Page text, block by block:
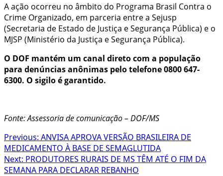
A ação ocorreu no âmbito do Programa Brasil Contra o
Crime Organizado, em parceria entre a Sejusp
(Secretaria de Estado de Justiça e Segurança Pública) e o
MJSP (Ministério da Justiça e Segurança Pública).
O DOF mantém um canal direto com a população
para denúncias anônimas pelo telefone 0800 647-
6300. O sigilo é garantido.
Fonte: Assessoria de comunicação – DOF/MS
Post
navigation
Previous: ANVISA APROVA VERSÃO BRASILEIRA DE
MEDICAMENTO À BASE DE SEMAGLUTIDA
Next: PRODUTORES RURAIS DE MS TÊM ATÉ O FIM DA
SEMANA PARA DECLARAR REBANHO